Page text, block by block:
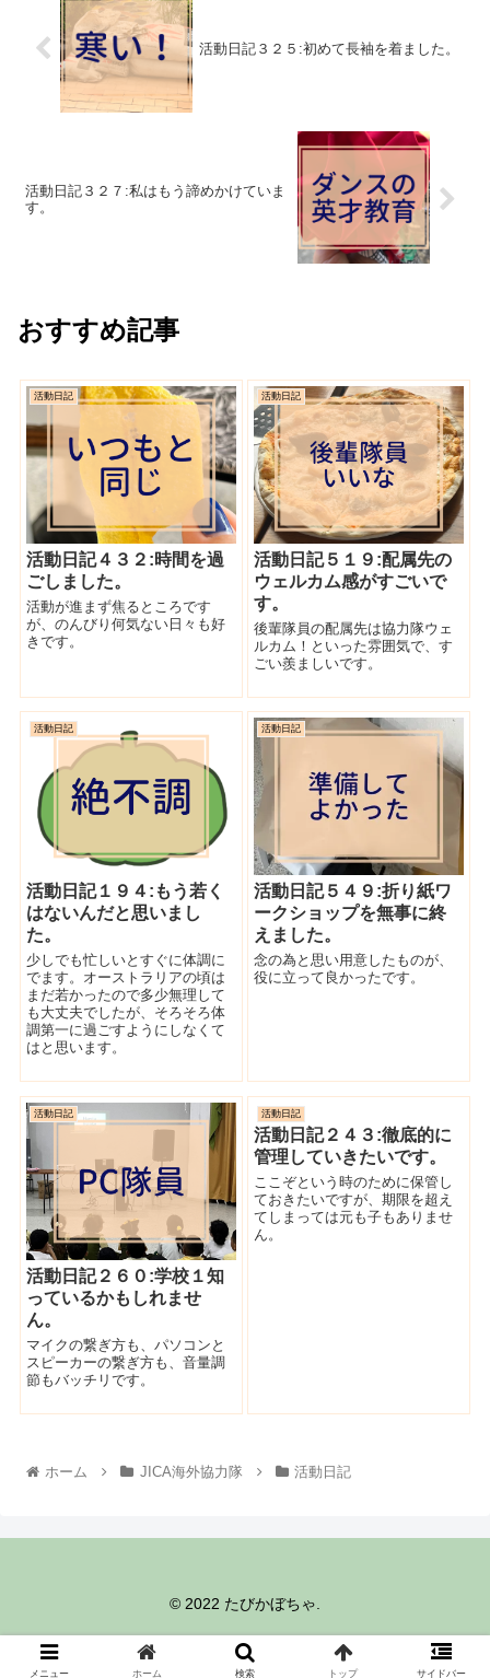
活動日記３２５:初めて長袖を着ました。
活動日記３２７:私はもう諦めかけていま
す。
おすすめ記事
活動日記
活動日記４３２:時間を過
ごしました。
活動が進まず焦るところです
が、のんびり何気ない日々も好
きです。
活動日記
活動日記５１９:配属先の
ウェルカム感がすごいで
す。
後輩隊員の配属先は協力隊ウェ
ルカム！といった雰囲気で、す
ごい羨ましいです。
活動日記
活動日記１９４:もう若く
はないんだと思いまし
た。
少しでも忙しいとすぐに体調に
でます。オーストラリアの頃は
まだ若かったので多少無理して
も大丈夫でしたが、そろそろ体
調第一に過ごすようにしなくて
はと思います。
活動日記
活動日記５４９:折り紙ワ
ークショップを無事に終
えました。
念の為と思い用意したものが、
役に立って良かったです。
活動日記
活動日記２６０:学校１知
っているかもしれませ
ん。
マイクの繋ぎ方も、パソコンと
スピーカーの繋ぎ方も、音量調
節もバッチリです。
活動日記
活動日記２４３:徹底的に
管理していきたいです。
ここぞという時のために保管し
ておきたいですが、期限を超え
てしまっては元も子もありませ
ん。
ホーム JICA海外協力隊 活動日記
© 2022 たびかぼちゃ.
メニュー ホーム 検索 トップ サイドバー